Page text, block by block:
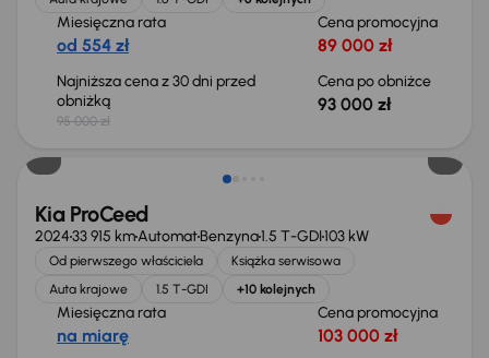
Miesięczna rata
od 554 zł
Cena promocyjna
89 000 zł
Najniższa cena z 30 dni przed
obniżką
95 000 zł
Cena po obniżce
93 000 zł
Taniej o 1 000 zł
Kia ProCeed
202433 915 kmAutomatBenzyna1.5 T-GDI103 kW
Od pierwszego właściciela
Książka serwisowa
Auta krajowe
1.5 T-GDI +10 kolejnych
Miesięczna rata
na miarę
Cena promocyjna
103 000 zł